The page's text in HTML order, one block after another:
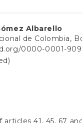
Albarello
de Colombia,
0000-0001-